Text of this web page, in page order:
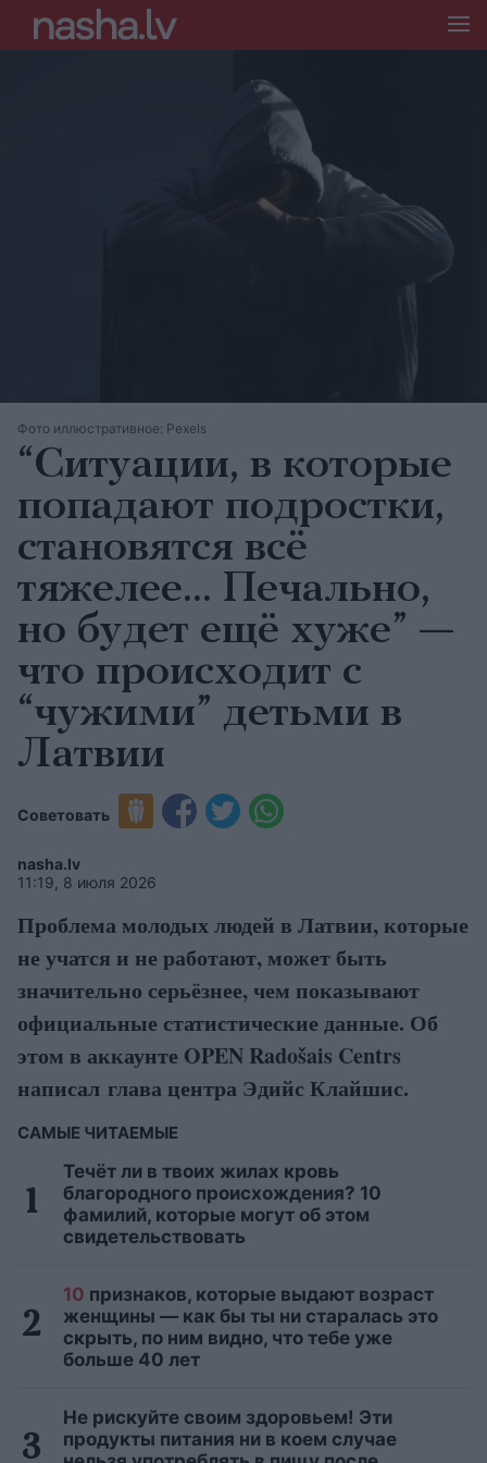
Фото иллюстративное: Pexels
“Ситуации, в которые
попадают подростки,
становятся всё
тяжелее… Печально,
но будет ещё хуже” —
что происходит с
“чужими” детьми в
Латвии
Советовать
nasha.lv
11:19, 8 июля 2026
Проблема молодых людей в Латвии, которые
не учатся и не работают, может быть
значительно серьёзнее, чем показывают
официальные статистические данные. Об
этом в аккаунте OPEN Radošais Centrs
написал глава центра Эдийс Клайшис.
САМЫЕ ЧИТАЕМЫЕ
Течёт ли в твоих жилах кровь
благородного происхождения? 10
фамилий, которые могут об этом
свидетельствовать
10 признаков, которые выдают возраст
женщины — как бы ты ни старалась это
скрыть, по ним видно, что тебе уже
больше 40 лет
Не рискуйте своим здоровьем! Эти
продукты питания ни в коем случае